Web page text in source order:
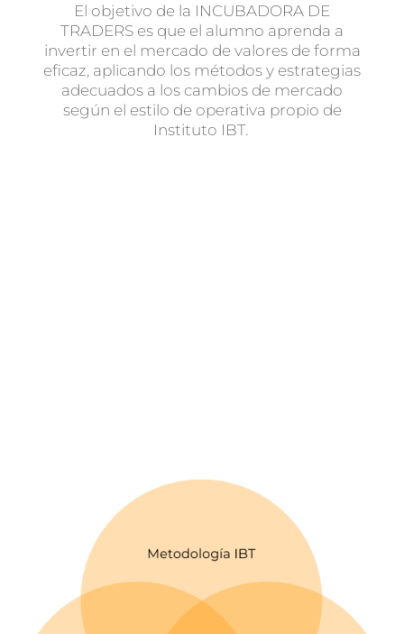
El objetivo de la INCUBADORA DE
TRADERS es que el alumno aprenda a
invertir en el mercado de valores de forma
eficaz, aplicando los métodos y estrategias
adecuados a los cambios de mercado
según el estilo de operativa propio de
Instituto IBT.